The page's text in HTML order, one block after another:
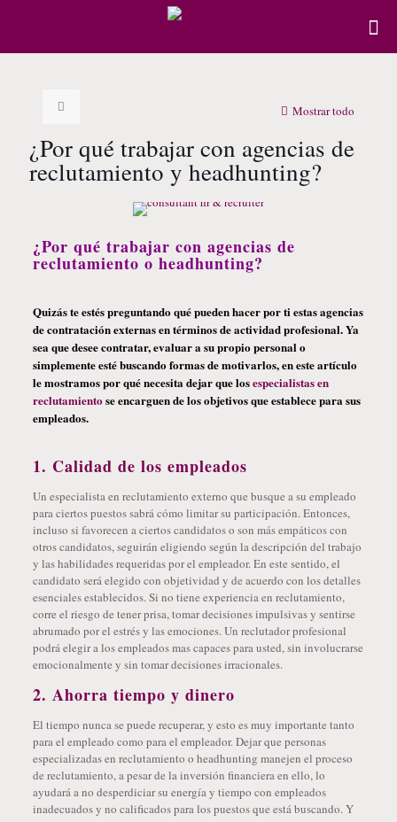
Mostrar todo
¿Por qué trabajar con agencias de
reclutamiento y headhunting?
¿Por qué trabajar con agencias de
reclutamiento o headhunting?
Quizás te estés preguntando qué pueden hacer por ti estas agencias
de contratación externas en términos de actividad profesional. Ya
sea que desee contratar, evaluar a su propio personal o
simplemente esté buscando formas demotivarlos, en este artículo
le mostramos por qué necesita dejar que losespecialistas en
reclutamiento se encarguen de los objetivos que establece para sus
empleados.
1. Calidad de los empleados
Un especialista en reclutamiento externo que busque a su empleado
para ciertos puestos sabrá cómo limitar su participación. Entonces,
incluso si favorecen a ciertos candidatos o son más empáticos con
otros candidatos, seguirán eligiendo según la descripción del trabajo
y las habilidades requeridas por el empleador. En este sentido, el
candidato será elegido con objetividad y de acuerdo con los detalles
esenciales establecidos. Si no tiene experiencia en reclutamiento,
corre el riesgo de tener prisa, tomar decisiones impulsivas y sentirse
abrumado por el estrés y las emociones. Un reclutador profesional
podrá elegir a los empleados mas capaces para usted, sin involucrarse
emocionalmente y sin tomar decisiones irracionales.
2. Ahorra tiempo y dinero
El tiempo nunca se puede recuperar, y esto es muy importante tanto
para el empleado como para el empleador. Dejar que personas
especializadas en reclutamiento o headhunting manejen el proceso
de reclutamiento, a pesar de la inversión financiera en ello, lo
ayudará a no desperdiciar su energía y tiempo con empleados
inadecuados y no calificados para los puestos que está buscando. Y